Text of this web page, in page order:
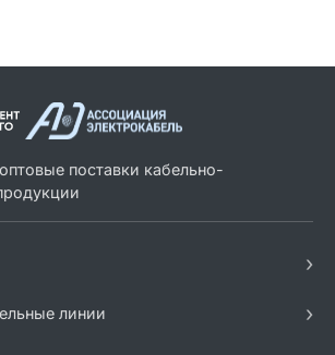
поставки кабельно-
›
линии ›